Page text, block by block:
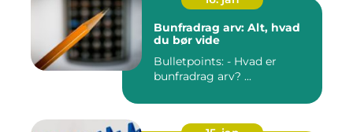
Bunfradrag arv: Alt, hvad
du bør vide
Bulletpoints: - Hvad er
bunfradrag arv? ...